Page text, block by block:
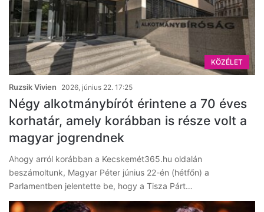
KÖZÉLET
Ruzsik Vivien 2026, június 22. 17:25
Négy alkotmánybírót érintene a 70 éves
korhatár, amely korábban is része volt a
magyar jogrendnek
Ahogy arról korábban a Kecskemét365.hu oldalán
beszámoltunk, Magyar Péter június 22-én (hétfőn) a
Parlamentben jelentette be, hogy a Tisza Párt…